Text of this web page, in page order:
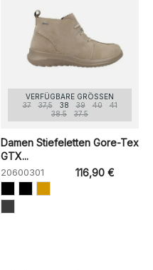
VERFÜGBARE GRÖSSEN
37
37,5 38 39 40
41
38.5
37.5
Damen Stiefeletten Gore-Tex
GTX...
20600301 116,90 €